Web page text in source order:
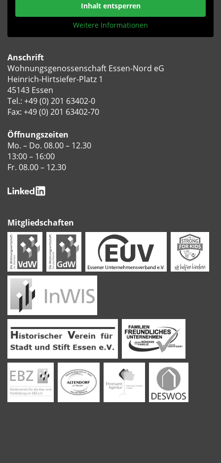
Inhalt entsperren
Weitere Informationen
Anschrift
Wohnungsgenossenschaft Essen-Nord eG
Heinrich-Hirtsiefer-Platz 1
45143 Essen
Tel.: +49 (0) 201 63402-0
Fax: +49 (0) 201 63402-70
Öffnungszeiten
Mo. – Do. 08.00 – 12.30
13:00 – 16:00
Fr. 08.00 – 12.30
Mitgliedschaften